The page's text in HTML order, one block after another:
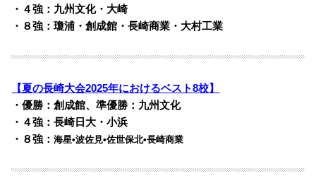
・４強：九州文化・大崎
・８強：瓊浦・創成館・長崎商業・大村工業
【夏の長崎大会2025年におけるベスト8校】
・優勝：創成館、準優勝：九州文化
・４強：長崎日大・小浜
・８強：海星•波佐見•佐世保北•長崎商業